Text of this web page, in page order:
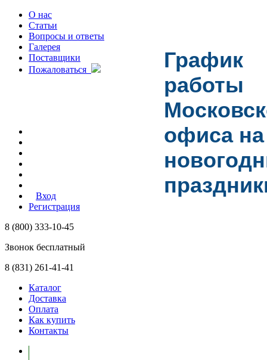
О нас
Статьи
Вопросы и ответы
Галерея
Поставщики
Пожаловаться
Вход
Регистрация
8 (800) 333-10-45
Звонок бесплатный
8 (831) 261-41-41
Каталог
Доставка
Оплата
Как купить
Контакты
График
работы
офиса на